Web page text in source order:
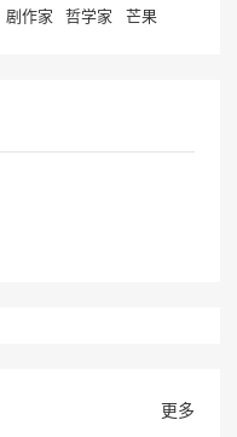
剧作家 哲学家 芒果
更多